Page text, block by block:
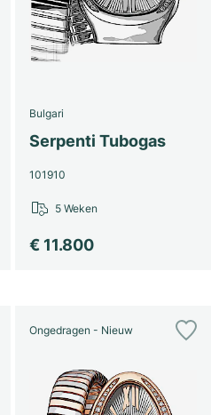
Bulgari
Serpenti Tubogas
101910
€ 11.800
5 Weken
Ongedragen - Nieuw